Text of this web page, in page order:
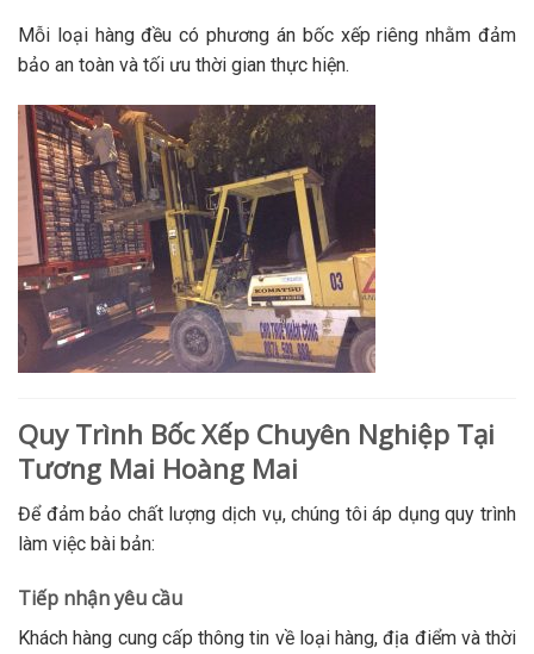
Mỗi loại hàng đều có phương án bốc xếp riêng nhằm đảm
bảo an toàn và tối ưu thời gian thực hiện.
Quy Trình Bốc Xếp Chuyên Nghiệp Tại
Tương Mai Hoàng Mai
Để đảm bảo chất lượng dịch vụ, chúng tôi áp dụng quy trình
làm việc bài bản:
Tiếp nhận yêu cầu
Khách hàng cung cấp thông tin về loại hàng, địa điểm và thời